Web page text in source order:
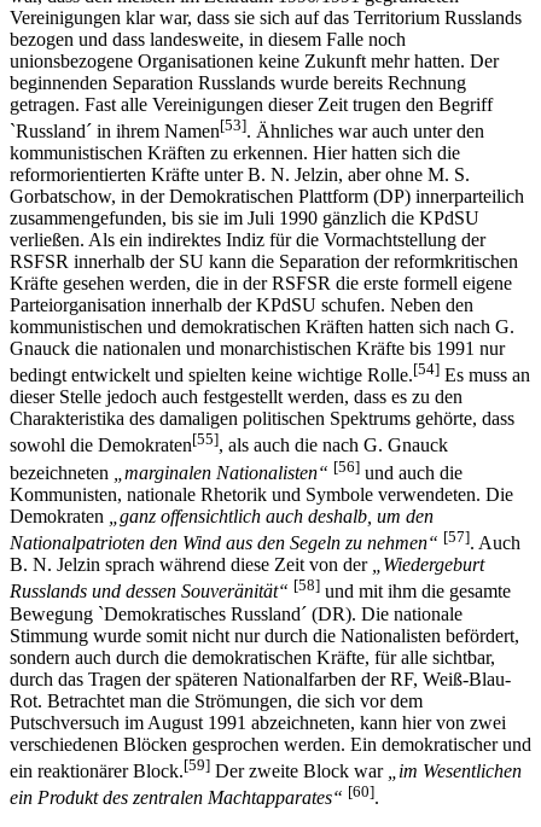
Vereinigungen klar war, dass sie sich auf das Territorium Russlands
bezogen und dass landesweite, in diesem Falle noch
unionsbezogene Organisationen keine Zukunft mehr hatten. Der
beginnenden Separation Russlands wurde bereits Rechnung
getragen. Fast alle Vereinigungen dieser Zeit trugen den Begriff
`Russland´ in ihrem Namen[53]. Ähnliches war auch unter den
kommunistischen Kräften zu erkennen. Hier hatten sich die
reformorientierten Kräfte unter B. N. Jelzin, aber ohne M. S.
Gorbatschow, in der Demokratischen Plattform (DP) innerparteilich
zusammengefunden, bis sie im Juli 1990 gänzlich die KPdSU
verließen. Als ein indirektes Indiz für die Vormachtstellung der
RSFSR innerhalb der SU kann die Separation der reformkritischen
Kräfte gesehen werden, die in der RSFSR die erste formell eigene
Parteiorganisation innerhalb der KPdSU schufen. Neben den
kommunistischen und demokratischen Kräften hatten sich nach G.
Gnauck die nationalen und monarchistischen Kräfte bis 1991 nur
bedingt entwickelt und spielten keine wichtige Rolle.[54] Es muss an
dieser Stelle jedoch auch festgestellt werden, dass es zu den
Charakteristika des damaligen politischen Spektrums gehörte, dass
sowohl die Demokraten[55], als auch die nach G. Gnauck
bezeichneten
„marginalen Nationalisten“ [56] und auch die
Kommunisten, nationale Rhetorik und Symbole verwendeten. Die
Demokraten
„ganz offensichtlich auch deshalb, um den
Nationalpatrioten den Wind aus den Segeln zu nehmen“ [57]. Auch
B. N. Jelzin sprach während diese Zeit von der „Wiedergeburt
Russlands und dessen Souveränität“ [58] und mit ihm die gesamte
Bewegung `Demokratisches Russland´ (DR). Die nationale
Stimmung wurde somit nicht nur durch die Nationalisten befördert,
sondern auch durch die demokratischen Kräfte, für alle sichtbar,
durch das Tragen der späteren Nationalfarben der RF, Weiß-Blau-
Rot. Betrachtet man die Strömungen, die sich vor dem
Putschversuch im August 1991 abzeichneten, kann hier von zwei
verschiedenen Blöcken gesprochen werden. Ein demokratischer und
ein reaktionärer Block.[59] Der zweite Block war
„im Wesentlichen
ein Produkt des zentralen Machtapparates“ [60].